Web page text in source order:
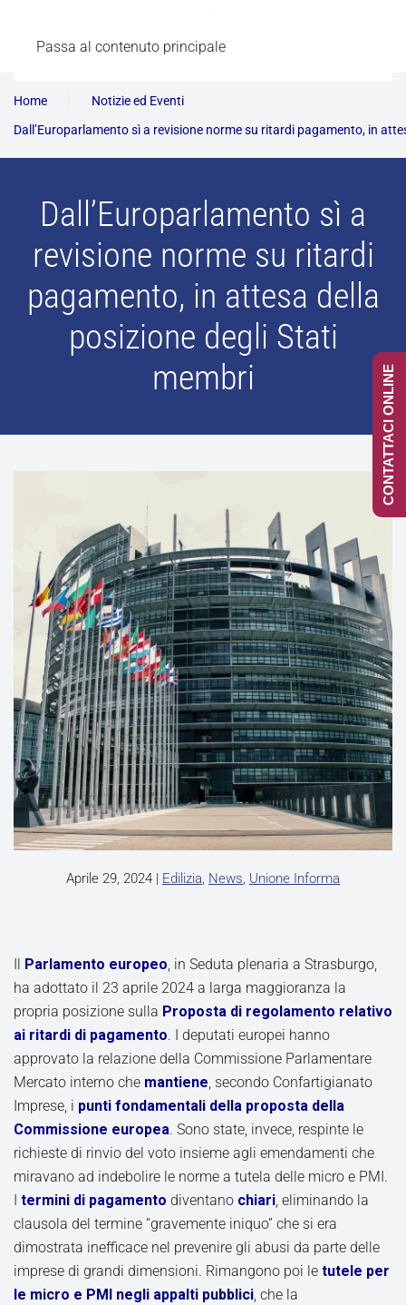
Passa al contenuto principale
Home
Notizie ed Eventi
Dall’Europarlamento sì a revisione norme su ritardi pagamento, in
Dall’Europarlamento sì a
revisione norme su ritardi
pagamento, in attesa della
posizione degli Stati
membri
Aprile 29, 2024 | Edilizia, News, Unione Informa
Il Parlamento europeo, in Seduta plenaria a Strasburgo,
ha adottato il 23 aprile 2024 a larga maggioranza la
propria posizione sulla Proposta di regolamento relativo
ai ritardi di pagamento. I deputati europei hanno
approvato la relazione della Commissione Parlamentare
Mercato interno che mantiene, secondo Confartigianato
Imprese, i punti fondamentali della proposta della
Commissione europea. Sono state, invece, respinte le
richieste di rinvio del voto insieme agli emendamenti che
miravano ad indebolire le norme a tutela delle micro e PMI.
I termini di pagamento diventano chiari, eliminando la
clausola del termine “gravemente iniquo” che si era
dimostrata inefficace nel prevenire gli abusi da parte delle
imprese di grandi dimensioni. Rimangono poi le tutele per
le micro e PMI negli appalti pubblici, che la
CONTATTACI ONLINE